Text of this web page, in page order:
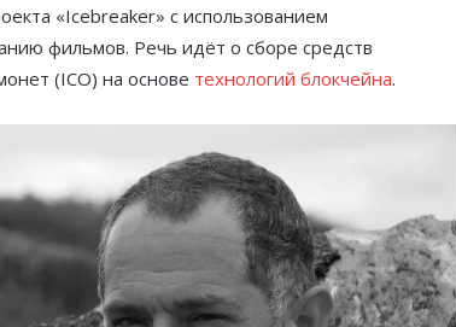
«Icebreaker» с использованием
фильмов. Речь идёт о сборе средств
(ICO) на основе технологий блокчейна.